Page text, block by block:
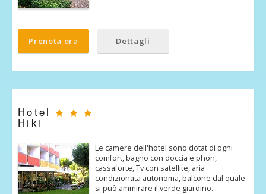
Prenota ora Dettagli
Hotel
Hiki
Le camere dell'hotel sono dotat di ogni
comfort, bagno con doccia e phon,
cassaforte, Tv con satellite, aria
condizionata autonoma, balcone dal quale
si può ammirare il verde giardino…